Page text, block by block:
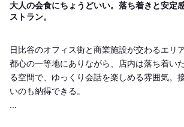
大人の会食にちょうどいい。落ち着きと安定
ストラン。
日比谷のオフィス街と商業施設が交わるエリ
都心の一等地にありながら、店内は落ち着い
る空間で、ゆっくり会話を楽しめる雰囲気。
いのも納得できる。